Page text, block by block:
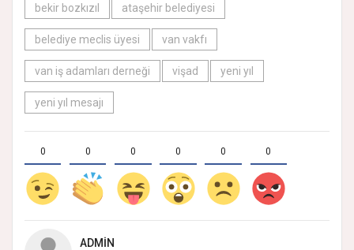
bekir bozkızıl
ataşehir belediyesi
belediye meclis üyesi van vakfı
van iş adamları derneği vişad yeni yıl
yeni yıl mesajı
0 0 0 0 0 0
ADMIN